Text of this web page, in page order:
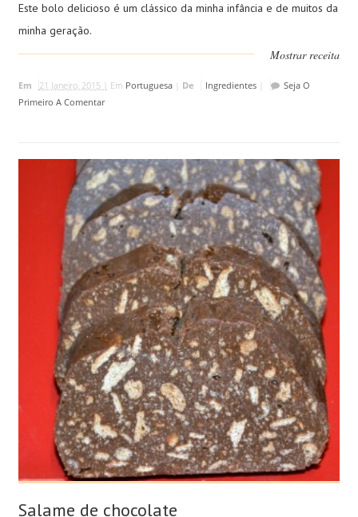
Este bolo delicioso é um clássico da minha infância e de muitos da
minha geração.
Mostrar receita
Em 21 Janeiro, 2015 | Em Portuguesa| De Ingredientes|
Seja O
Primeiro A Comentar
Salame de chocolate